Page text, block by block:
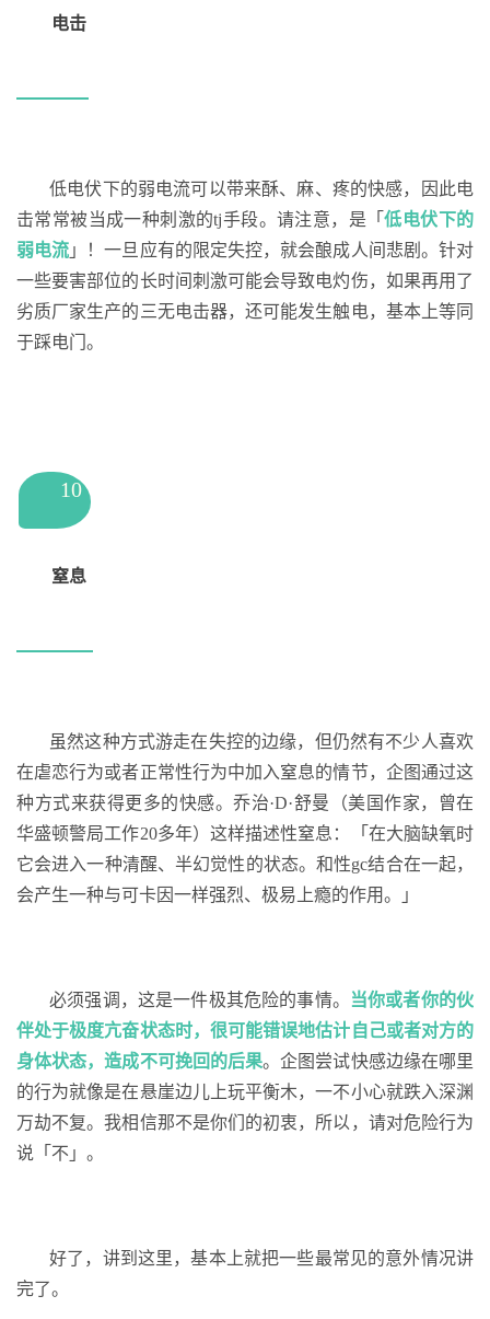
电击
低电伏下的弱电流可以带来酥、麻、疼的快感，因此电
击常常被当成一种刺激的tj手段。请注意，是「低电伏下的
弱电流 」！一旦应有的限定失控，就会酿成人间悲剧。针对
一些要害部位的长时间刺激可能会导致电灼伤，如果再用了
劣质厂家生产的三无电击器，还可能发生触电，基本上等同
于踩电门。
10
窒息
虽然这种方式游走在失控的边缘，但仍然有不少人喜欢
在虐恋行为或者正常性行为中加入窒息的情节，企图通过这
种方式来获得更多的快感。乔治·D·舒曼（美国作家，曾在
华盛顿警局工作20多年）这样描述性窒息：「在大脑缺氧时
它会进入一种清醒、半幻觉性的状态。和性gc结合在一起，
会产生一种与可卡因一样强烈、极易上瘾的作用。」
必须强调，这是一件极其危险的事情。
当你或者你的伙
伴处于极度亢奋状态时，很可能错误地估计自己或者对方的
身体状态，造成不可挽回的后果。企图尝试快感边缘在哪里
的行为就像是在悬崖边儿上玩平衡木，一不小心就跌入深渊
万劫不复。我相信那不是你们的初衷，所以，请对危险行为
说「不」。
好了，讲到这里，基本上就把一些最常见的意外情况讲
完了。